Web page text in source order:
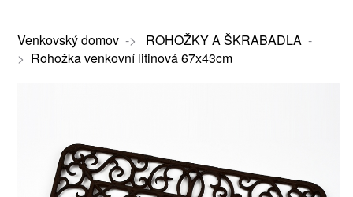
Venkovský domov-> ROHOŽKY A ŠKRABADLA-
> Rohožka venkovní litinová 67x43cm